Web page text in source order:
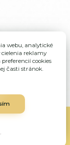
webu, analytické
cielenia reklamy
cookies
časti stránok.
.